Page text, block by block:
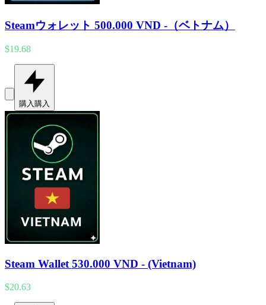
Steamウォレット 500.000 VND -（ベトナム）
$19.68
購入購入
Steam Wallet 530.000 VND - (Vietnam)
$20.63